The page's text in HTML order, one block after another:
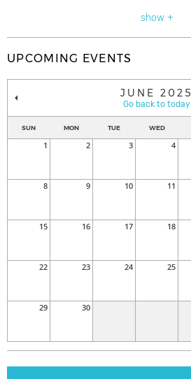
show +
UPCOMING EVENTS
JUNE 2025
Go back to today
SUN MON TUE WED
1 2 3 4
8 9 10 11
15 16 17 18
22 23 24 25
29 30